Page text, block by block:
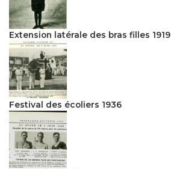
Extension latérale des bras filles 1919
Festival des écoliers 1936